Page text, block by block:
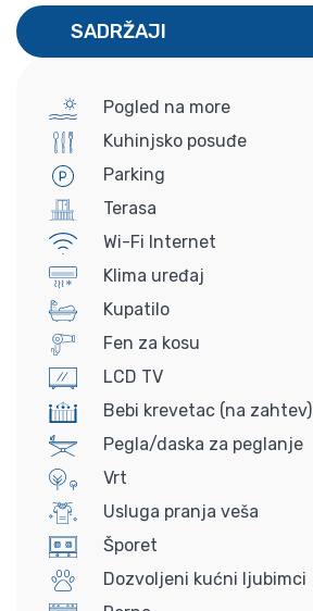
SADRŽAJI
Pogled na more
Kuhinjsko posuđe
Parking
Terasa
Wi-Fi Internet
Klima uređaj
Kupatilo
Fen za kosu
LCD TV
Bebi krevetac (na zahtev)
Pegla/daska za peglanje
Vrt
Usluga pranja veša
Šporet
Dozvoljeni kućni ljubimci